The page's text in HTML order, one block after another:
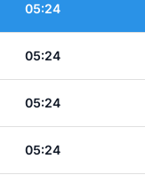
05:24
05:24
05:24
05:24